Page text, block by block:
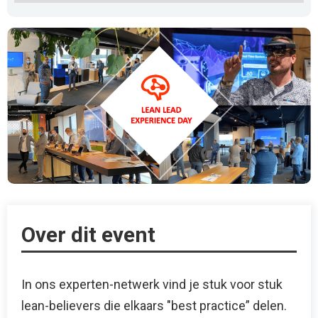
Over dit event
In ons experten-netwerk vind je stuk voor stuk
lean-believers die elkaars "best practice” delen.